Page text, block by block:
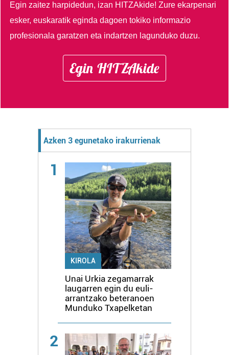
Egin zaitez harpidedun, izan HITZAkide!Zure ekarpenari
esker, euskaratik eginda dagoen tokiko informazio
profesionala garatzen eta indartzen lagunduko duzu.
Egin HITZAkide
Azken 3 egunetako irakurrienak
1
KIROLA
Unai Urkia zegamarrak
laugarren egin du euli-
arrantzako beteranoen
Munduko Txapelketan
2